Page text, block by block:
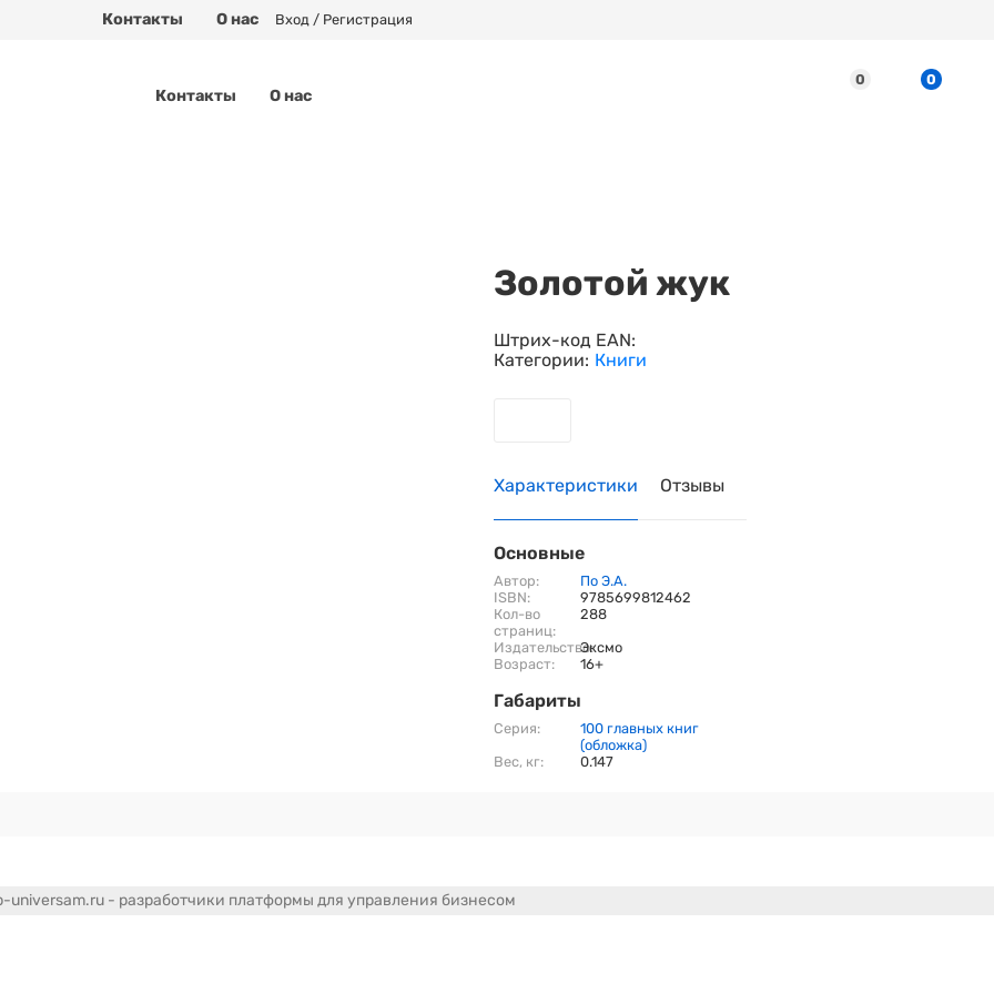
Контакты О нас Вход / Регистрация
Контакты О нас
0 0
Золотой жук
Штрих-код EAN:
Категории: Книги
Характеристики Отзывы
Основные
Автор:
По Э.А.
ISBN:
9785699812462
Кол-во
страниц:
288
Издательство:Эксмо
Возраст:
16+
Габариты
Серия:
100 главных книг
(обложка)
Вес, кг:
0.147
universam.ru - разработчики платформы для управления бизнесом